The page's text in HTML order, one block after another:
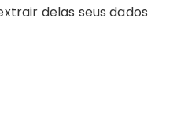
delas seus dados